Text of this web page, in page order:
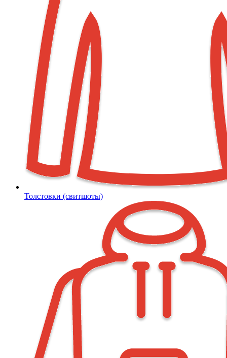
Толстовки (свитшоты)